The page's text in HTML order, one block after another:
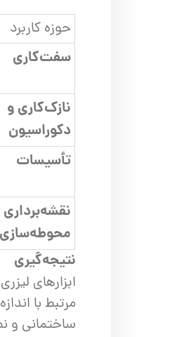
حوزه کاربرد
سفت‌کاری
نازک‌کاری و
دکوراسیون
تأسیسات
محوطه‌سازی
نتیجه‌گیری
ابزارهای
مرتبط با
ساختمانی و